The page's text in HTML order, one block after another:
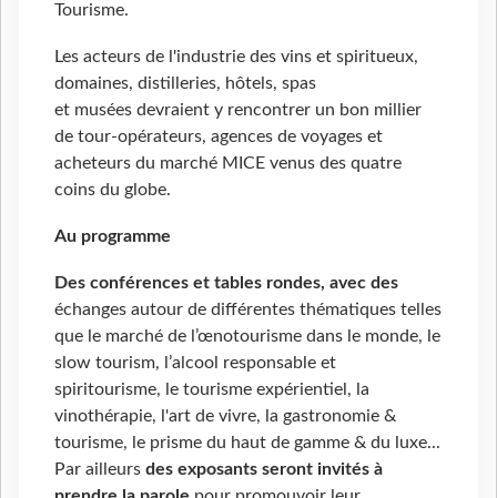
Tourisme.
Les acteurs de l'industrie des vins et spiritueux,
domaines, distilleries, hôtels, spas
et musées devraient y rencontrer un bon millier
de tour-opérateurs, agences de voyages et
acheteurs du marché MICE venus des quatre
coins du globe.
Au programme
Des conférences et tables rondes, avec des
échanges autour de différentes thématiques telles
que le marché de l’œnotourisme dans le monde, le
slow tourism, l’alcool responsable et
spiritourisme, le tourisme expérientiel, la
vinothérapie, l'art de vivre, la gastronomie &
tourisme, le prisme du haut de gamme & du luxe...
Par ailleurs des exposants seront invités à